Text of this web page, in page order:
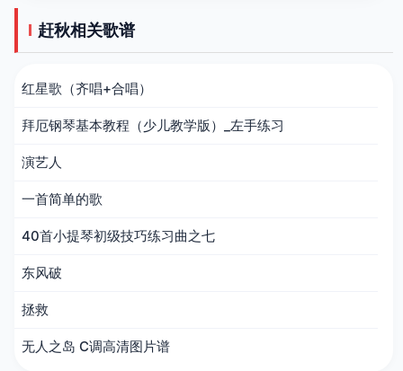
赶秋相关歌谱
红星歌（齐唱+合唱）
拜厄钢琴基本教程（少儿教学版）_左手练习
演艺人
一首简单的歌
40首小提琴初级技巧练习曲之七
东风破
拯救
无人之岛 C调高清图片谱